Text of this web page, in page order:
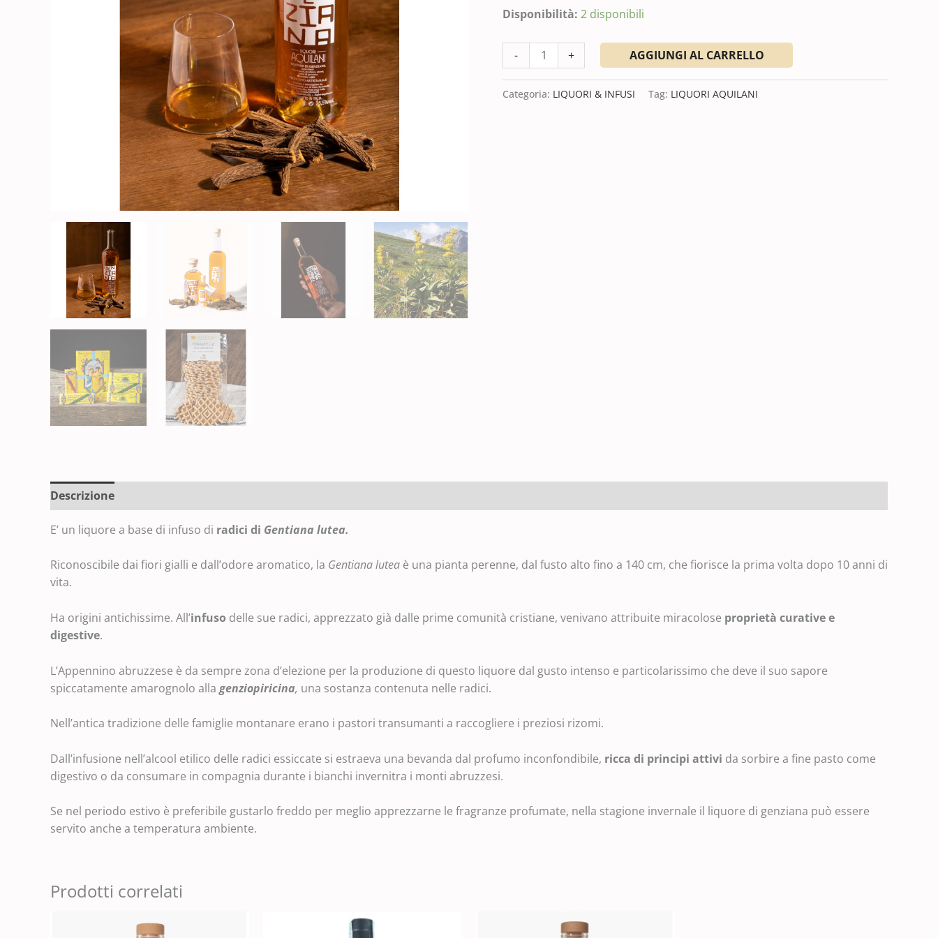
Disponibilità: 2 disponibili
- + AGGIUNGI AL CARRELLO
Categoria: LIQUORI & INFUSI Tag: LIQUORI AQUILANI
Descrizione
E’ un liquore a base di infuso di radici di Gentiana lutea.
Riconoscibile dai fiori gialli e dall’odore aromatico, la Gentiana lutea è una pianta perenne, dal fusto alto fino a 140 cm, che fiorisce la prima volta dopo 10 anni di
vita.
Ha origini antichissime. All’infuso delle sue radici, apprezzato già dalle prime comunità cristiane, venivano attribuite miracolose proprietà curative e
digestive.
L’Appennino abruzzese è da sempre zona d’elezione per la produzione di questo liquore dal gusto intenso e particolarissimo che deve il suo sapore
spiccatamente amarognolo alla genziopiricina, una sostanza contenuta nelle radici.
Nell’antica tradizione delle famiglie montanare erano i pastori transumanti a raccogliere i preziosi rizomi.
Dall’infusione nell’alcool etilico delle radici essiccate si estraeva una bevanda dal profumo inconfondibile, ricca di principi attivi da sorbire a fine pasto come
digestivo o da consumare in compagnia durante i bianchi invernitra i monti abruzzesi.
Se nel periodo estivo è preferibile gustarlo freddo per meglio apprezzarne le fragranze profumate, nella stagione invernale il liquore di genziana può essere
servito anche a temperatura ambiente.
Prodotti correlati